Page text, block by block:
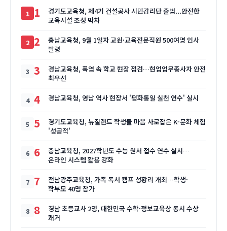
1
경기도교육청, 제4기 건설공사 시민감리단 출범...안전한
교육시설 조성 박차
2
충남교육청, 9월 1일자 교원·교육전문직원 500여명 인사
발령
3
경남교육청, 폭염 속 학교 현장 점검…현업업무종사자 안전
최우선
4 경남교육청, 영남 역사 현장서 '평화통일 실천 연수' 실시
5
경기도교육청, 뉴질랜드 학생들 마음 사로잡은 K-문화 체험
'성공적'
6
충남교육청, 2027학년도 수능 원서 접수 연수 실시…
온라인 시스템 활용 강화
7
전남광주교육청, 가족 독서 캠프 성황리 개최…학생·
학부모 40명 참가
8
경남 초등교사 2명, 대한민국 수학·정보교육상 동시 수상
쾌거